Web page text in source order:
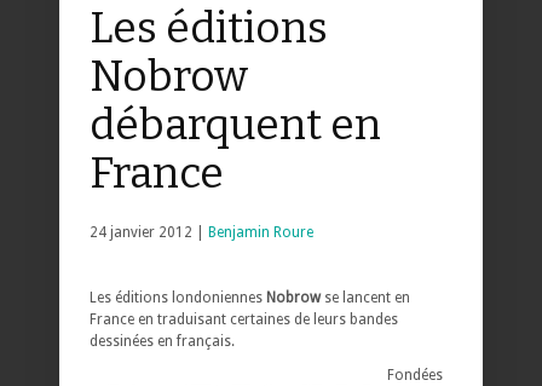
Les éditions
Nobrow
débarquent en
France
24 janvier 2012 | Benjamin Roure
Les éditions londoniennes Nobrowse lancent en
France en traduisant certaines de leurs bandes
dessinées en français.
Fondées